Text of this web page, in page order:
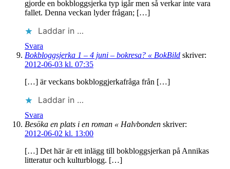
gjorde en bokbloggsjerka typ igår men så verkar inte vara
fallet. Denna veckan lyder frågan; […]
Laddar in …
Svara
Bokbloggsjerka 1 – 4 juni – bokresa? « BokBild skriver:
2012-06-03 kl. 07:35
[…] är veckans bokbloggjerkafråga från […]
Laddar in …
Svara
Besöka en plats i en roman « Halvbonden skriver:
2012-06-02 kl. 13:00
[…] Det här är ett inlägg till bokbloggsjerkan på Annikas
litteratur och kulturblogg. […]